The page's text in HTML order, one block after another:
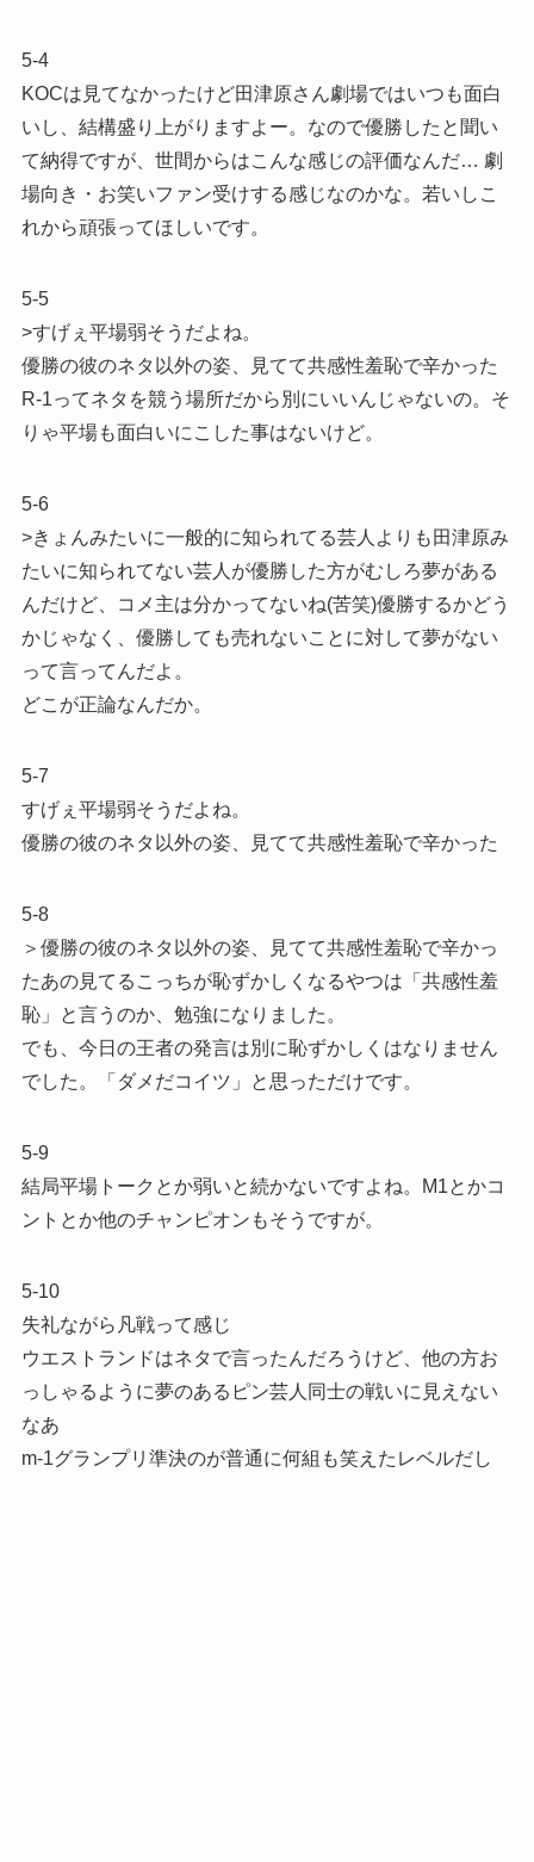
5-4
KOCは見てなかったけど田津原さん劇場ではいつも面白
いし、結構盛り上がりますよー。なので優勝したと聞い
て納得ですが、世間からはこんな感じの評価なんだ… 劇
場向き・お笑いファン受けする感じなのかな。若いしこ
れから頑張ってほしいです。
5-5
>すげぇ平場弱そうだよね。
優勝の彼のネタ以外の姿、見てて共感性羞恥で辛かった
R-1ってネタを競う場所だから別にいいんじゃないの。そ
りゃ平場も面白いにこした事はないけど。
5-6
>きょんみたいに一般的に知られてる芸人よりも田津原み
たいに知られてない芸人が優勝した方がむしろ夢がある
んだけど、コメ主は分かってないね(苦笑)優勝するかどう
かじゃなく、優勝しても売れないことに対して夢がない
って言ってんだよ。
どこが正論なんだか。
5-7
すげぇ平場弱そうだよね。
優勝の彼のネタ以外の姿、見てて共感性羞恥で辛かった
5-8
＞優勝の彼のネタ以外の姿、見てて共感性羞恥で辛かっ
たあの見てるこっちが恥ずかしくなるやつは「共感性羞
恥」と言うのか、勉強になりました。
でも、今日の王者の発言は別に恥ずかしくはなりません
でした。「ダメだコイツ」と思っただけです。
5-9
結局平場トークとか弱いと続かないですよね。M1とかコ
ントとか他のチャンピオンもそうですが。
5-10
失礼ながら凡戦って感じ
ウエストランドはネタで言ったんだろうけど、他の方お
っしゃるように夢のあるピン芸人同士の戦いに見えない
なあ
m-1グランプリ準決のが普通に何組も笑えたレベルだし